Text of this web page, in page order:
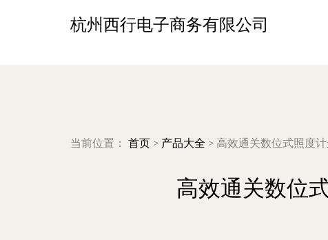
杭州西行电子商务有限公司
当前位置： 首页 > 产品大全 > 高效通关数位式照度
高效通关数位